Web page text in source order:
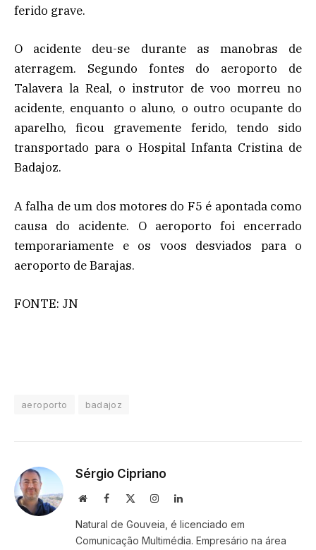
ferido grave.
O acidente deu-se durante as manobras de
aterragem. Segundo fontes do aeroporto de
Talavera la Real, o instrutor de voo morreu no
acidente, enquanto o aluno, o outro ocupante do
aparelho, ficou gravemente ferido, tendo sido
transportado para o Hospital Infanta Cristina de
Badajoz.
A falha de um dos motores do F5 é apontada como
causa do acidente. O aeroporto foi encerrado
temporariamente e os voos desviados para o
aeroporto de Barajas.
FONTE: JN
aeroporto badajoz
Sérgio Cipriano
WebsiteFacebook InstagramLinkedIn
Natural de Gouveia, é licenciado em
Comunicação Multimédia. Empresário na área